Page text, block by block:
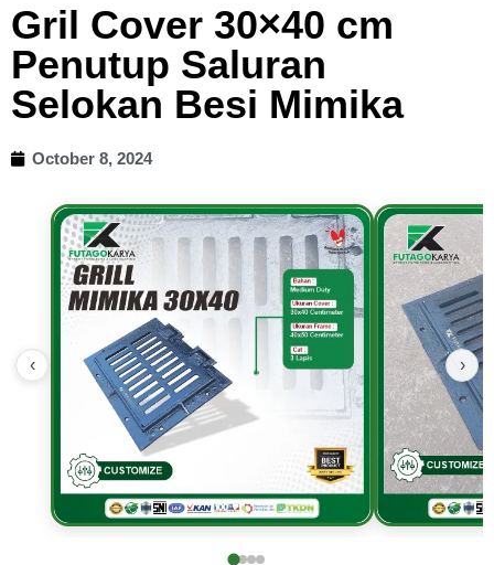
Gril Cover 30×40 cm
Penutup Saluran
Selokan Besi Mimika
October 8, 2024
‹ ›